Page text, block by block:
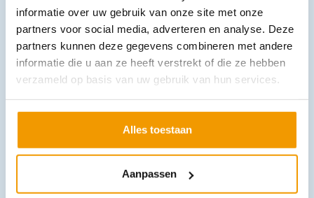
informatie over uw gebruik van onze site met onze
partners voor social media, adverteren en analyse. Deze
partners kunnen deze gegevens combineren met andere
informatie die u aan ze heeft verstrekt of die ze hebben
verzameld op basis van uw gebruik van hun services.
Alles toestaan
Aanpassen
Trainings electroden Lifepak (5) plakkers+ kabel in foudraal
€107,91 incl. btw
99 excl. btw
In winkelwagen